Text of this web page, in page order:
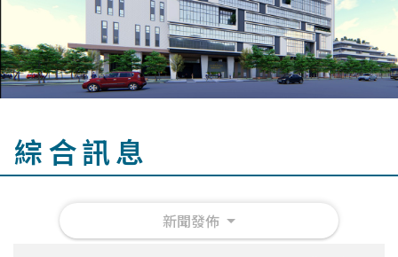
綜合訊息
新聞發佈